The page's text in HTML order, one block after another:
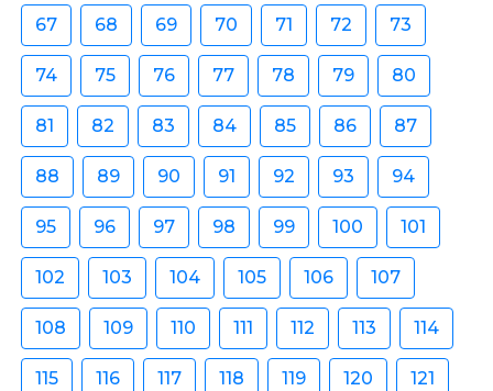
67 68 69 70 71 72 73
74 75 76 77 78 79 80
81 82 83 84 85 86 87
88 89 90 91 92 93 94
95 96 97 98 99 100 101
102 103 104 105 106 107
108 109 110 111 112 113 114
115 116 117 118 119 120 121